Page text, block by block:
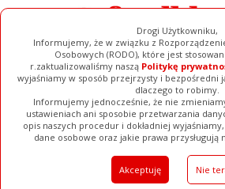
Drogi Użytkowniku,
Informujemy, że w związku z
Osobowych (RODO), które jest
r.zaktualizowaliśmy naszą Politykę
wyjaśniamy w sposób przejrzysty i bezpośredni
dlaczego to robimy.
Informujemy jednocześnie, że nie
ustawieniach ani sposobie przetwarzania
opis naszych procedur i dokładniej
dane osobowe oraz jakie prawa przysługują
Akceptuję Nie
Ogłoszenia Filmy Galerie